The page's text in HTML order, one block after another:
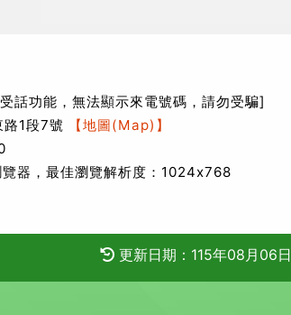
話功能，無法顯示來電號碼，請勿受騙]
1段7號
【地圖(Map)】
器，最佳瀏覽解析度：1024x768
更新日期：115年08月06日